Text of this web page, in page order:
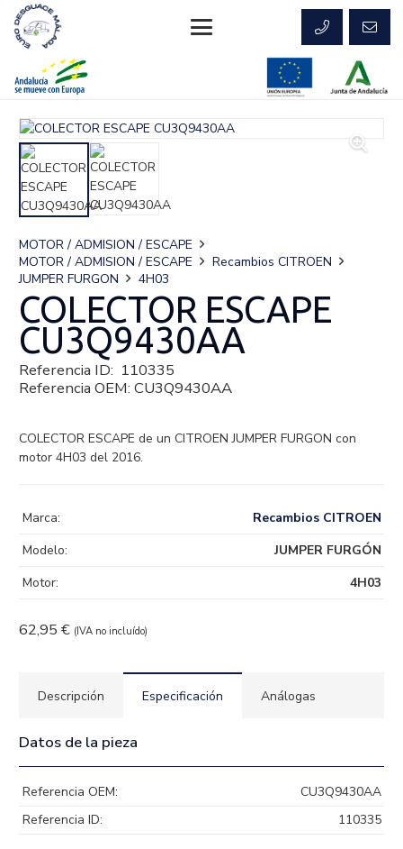
MOTOR / ADMISION / ESCAPE
MOTOR / ADMISION / ESCAPE
Recambios CITROEN
JUMPER FURGON
4H03
COLECTOR ESCAPE
CU3Q9430AA
Referencia ID: 110335
Referencia OEM: CU3Q9430AA
COLECTOR ESCAPE de un CITROEN JUMPER FURGON con
motor 4H03 del 2016.
62,95 € (IVA no incluído)
Marca:
Recambios CITROEN
Modelo:
JUMPER FURGÓN
Motor:
4H03
Descripción Especificación Análogas
Datos de la pieza
Referencia OEM:
CU3Q9430AA
Referencia ID:
110335